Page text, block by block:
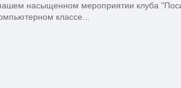
насыщенном мероприятии клуба
классе...